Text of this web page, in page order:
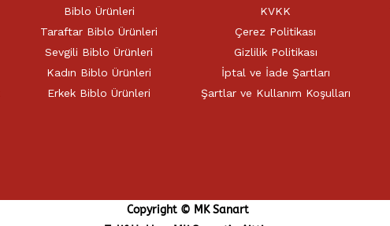
Biblo Ürünleri
Taraftar Biblo Ürünleri
Sevgili Biblo Ürünleri
Kadın Biblo Ürünleri
Erkek Biblo Ürünleri
KVKK
Çerez Politikası
Gizlilik Politikası
İptal ve İade Şartları
Şartlar ve Kullanım Koşulları
Copyright © MK Sanart